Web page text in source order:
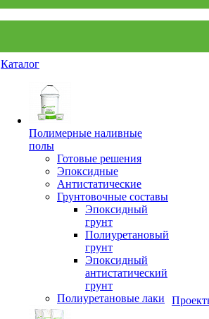
Каталог
Полимерные наливные
полы
Готовые решения
Эпоксидные
Антистатические
Грунтовочные составы
Эпоксидный
грунт
Полиуретановый
грунт
Эпоксидный
антистатический
грунт
Полиуретановые лаки